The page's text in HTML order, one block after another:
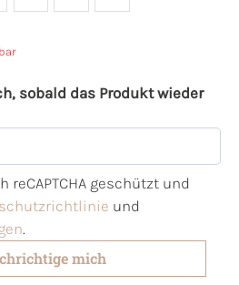
sobald das Produkt wieder
reCAPTCHA geschützt und
und
.
mich